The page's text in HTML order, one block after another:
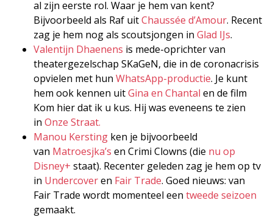
al zijn eerste rol. Waar je hem van kent?
Bijvoorbeeld als Raf uitChaussée d’Amour. Recent
zag je hem nog als scoutsjongen in Glad IJs.
Valentijn Dhaenens is mede-oprichter van
theatergezelschap SKaGeN, die in de coronacrisis
opvielen met hun WhatsApp-productie. Je kunt
hem ook kennen uitGina en Chantal en de film
Kom hier dat ik u kus. Hij was eveneens te zien
in Onze Straat.
Manou Kersting ken je bijvoorbeeld
van Matroesjka’s en Crimi Clowns (die nu op
Disney+ staat). Recenter geleden zag je hem op tv
in Undercoveren Fair Trade. Goed nieuws: van
Fair Trade wordt momenteel een tweede seizoen
gemaakt.